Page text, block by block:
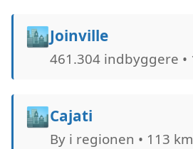
🏙️Joinville
461.304 indbyggere •
🏙️Cajati
By i regionen • 113 km